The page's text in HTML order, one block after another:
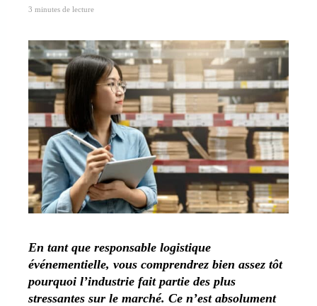
3 minutes de lecture
En tant que responsable logistique
événementielle, vous comprendrez bien assez tôt
pourquoi l’industrie fait partie des plus
stressantes sur le marché. Ce n’est absolument